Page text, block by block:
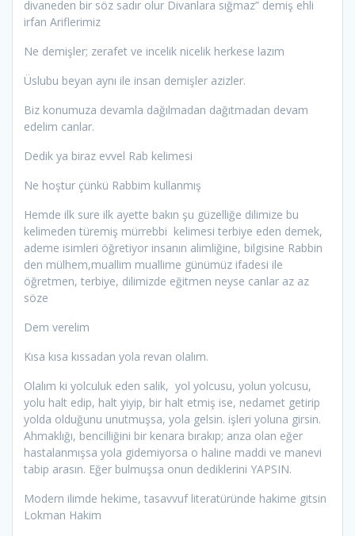
divaneden bir söz sadır olur Divanlara sığmaz” demiş ehli
irfan Ariflerimiz
Ne demişler; zerafet ve incelik nicelik herkese lazım
Üslubu beyan aynı ile insan demişler azizler.
Biz konumuza devamla dağılmadan dağıtmadan devam
edelim canlar.
Dedik ya biraz evvel Rab kelimesi
Ne hoştur çünkü Rabbim kullanmış
Hemde ilk sure ilk ayette bakın şu güzelliğe dilimize bu
kelimeden türemiş mürrebbi kelimesi terbiye eden demek,
ademe isimleri öğretiyor insanın alimliğine, bilgisine Rabbin
den mülhem,muallim muallime günümüz ifadesi ile
öğretmen, terbiye, dilimizde eğitmen neyse canlar az az
söze
Dem verelim
Kısa kısa kıssadan yola revan olalım.
Olalım ki yolculuk eden salik, yol yolcusu, yolun yolcusu,
yolu halt edip, halt yiyip, bir halt etmiş ise, nedamet getirip
yolda olduğunu unutmuşsa, yola gelsin. işleri yoluna girsin.
Ahmaklığı, bencilliğini bir kenara bırakıp; arıza olan eğer
hastalanmışsa yola gidemiyorsa o haline maddi ve manevi
tabip arasın. Eğer bulmuşsa onun dediklerini YAPSIN.
Modern ilimde hekime, tasavvuf literatüründe hakime gitsin
Lokman Hakim